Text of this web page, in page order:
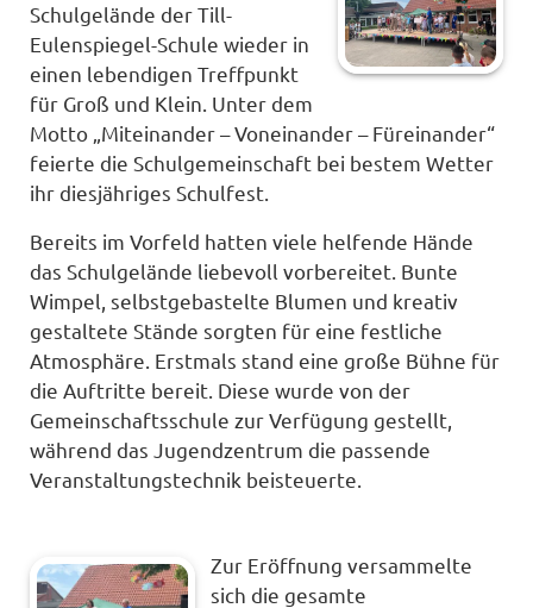
Schulgelände der Till-
Eulenspiegel-Schule wieder in
einen lebendigen Treffpunkt
für Groß und Klein. Unter dem
Motto „Miteinander – Voneinander – Füreinander“
feierte die Schulgemeinschaft bei bestem Wetter
ihr diesjähriges Schulfest.
Bereits im Vorfeld hatten viele helfende Hände
das Schulgelände liebevoll vorbereitet. Bunte
Wimpel, selbstgebastelte Blumen und kreativ
gestaltete Stände sorgten für eine festliche
Atmosphäre. Erstmals stand eine große Bühne für
die Auftritte bereit. Diese wurde von der
Gemeinschaftsschule zur Verfügung gestellt,
während das Jugendzentrum die passende
Veranstaltungstechnik beisteuerte.
Zur Eröffnung versammelte
sich die gesamte